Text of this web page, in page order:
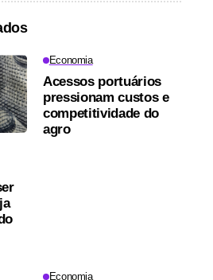
Economia
Acessos portuários
pressionam custos e
competitividade do
agro
Economia